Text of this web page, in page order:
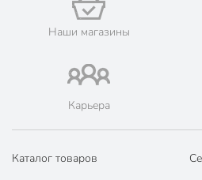
📜 Только оригинальная
Порядок - официальный
марок.
Наши магазины
Карьера
Каталог товаров